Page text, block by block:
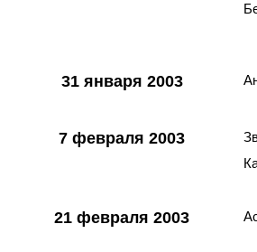
31 января 2003
7 февраля 2003
21 февраля 2003